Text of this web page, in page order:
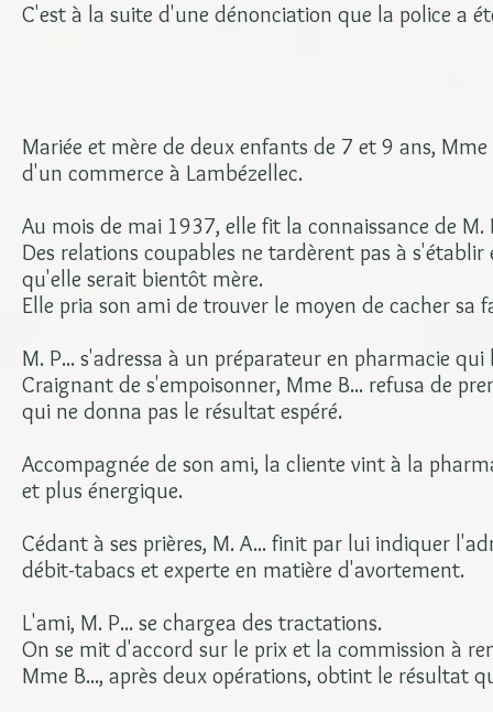
C'est à la suite d'une dénonciation que la police a
Mariée et mère de deux enfants de 7 et 9 ans,
d'un commerce à Lambézellec.
Au mois de mai 1937, elle fit la connaissance de M.
Des relations coupables ne tardèrent pas à
qu'elle serait bientôt mère.
Elle pria son ami de trouver le moyen de cacher sa
M. P... s'adressa à un préparateur en pharmacie
Craignant de s'empoisonner, Mme B... refusa de
qui ne donna pas le résultat espéré.
Accompagnée de son ami, la cliente vint à la
et plus énergique.
Cédant à ses prières, M. A... finit par lui indiquer
débit-tabacs et experte en matière d'avortement.
L'ami, M. P... se chargea des tractations.
On se mit d'accord sur le prix et la commission à
Mme B..., après deux opérations, obtint le résultat